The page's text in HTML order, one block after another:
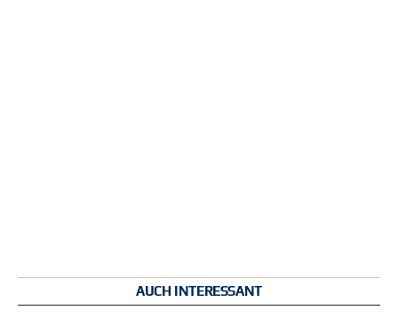
AUCH INTERESSANT